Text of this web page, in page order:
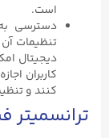
است.
دسترسی
دیجیتال
کاربران
کنند و
ترانسمیتر